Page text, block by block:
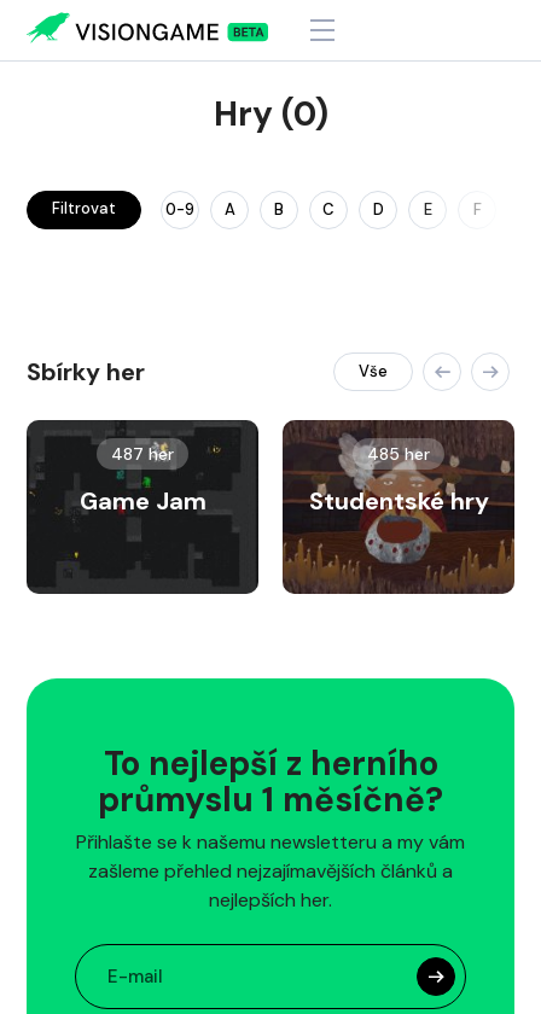
Hry (0)
Filtrovat 0-9 A B C D E F
Sbírky her Vše
487 her
Game Jam
485 her
Studentské hry
To nejlepší z herního
průmyslu 1 měsíčně?
Přihlašte se k našemu newsletteru a my vám
zašleme přehled nejzajímavějších článků a
nejlepších her.